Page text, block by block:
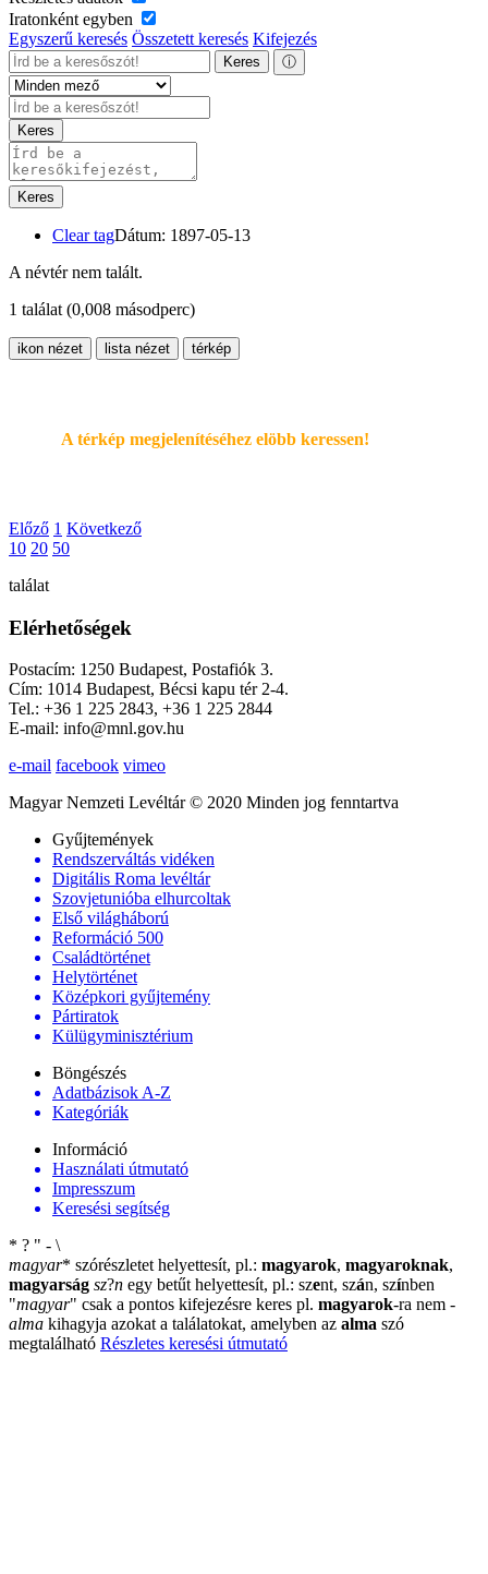
Iratonként egyben
Egyszerű keresés Összetett keresés Kifejezés
Keres ⓘ
Keres
Keres
Clear tagDátum: 1897-05-13
A névtér nem talált.
1 találat (0,008 másodperc)
ikon nézet lista nézet térkép
A térkép megjelenítéséhez elöbb keressen!
Előző 1 Következő
10 20 50
találat
Elérhetőségek
Postacím: 1250 Budapest, Postafiók 3.
Cím: 1014 Budapest, Bécsi kapu tér 2-4.
Tel.: +36 1 225 2843, +36 1 225 2844
E-mail: info@mnl.gov.hu
e-mail facebook vimeo
Magyar Nemzeti Levéltár © 2020 Minden jog fenntartva
Gyűjtemények
Rendszerváltás vidéken
Digitális Roma levéltár
Szovjetunióba elhurcoltak
Első világháború
Reformáció 500
Családtörténet
Helytörténet
Középkori gyűjtemény
Pártiratok
Külügyminisztérium
Böngészés
Adatbázisok A-Z
Kategóriák
Információ
Használati útmutató
Impresszum
Keresési segítség
* ? " - \
magyar* szórészletet helyettesít, pl.: magyarok, magyaroknak,
magyarság sz?n egy betűt helyettesít, pl.: szent, szán, színben
"magyar" csak a pontos kifejezésre keres pl. magyarok-ra nem -
alma kihagyja azokat a találatokat, amelyben az alma szó
megtalálható Részletes keresési útmutató